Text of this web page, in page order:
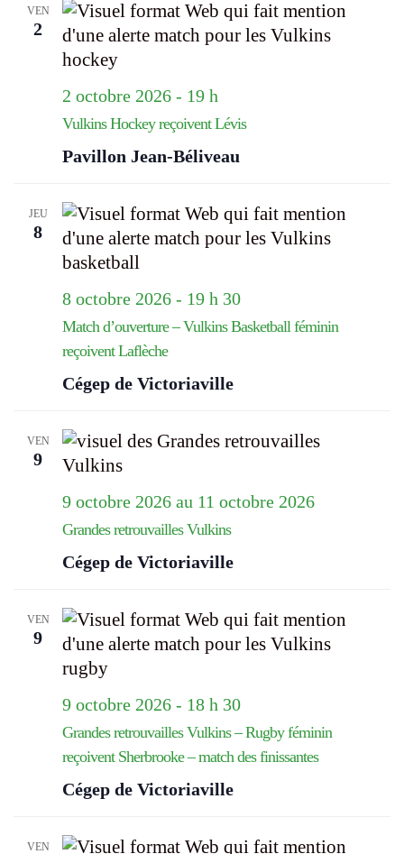
VEN
2
2 octobre 2026 - 19 h
Vulkins Hockey reçoivent Lévis
Pavillon Jean-Béliveau
JEU
8
8 octobre 2026 - 19 h 30
Match d’ouverture – Vulkins Basketball féminin
reçoivent Laflèche
Cégep de Victoriaville
VEN
9
9 octobre 2026 au 11 octobre 2026
Grandes retrouvailles Vulkins
Cégep de Victoriaville
VEN
9
9 octobre 2026 - 18 h 30
Grandes retrouvailles Vulkins – Rugby féminin
reçoivent Sherbrooke – match des finissantes
Cégep de Victoriaville
VEN